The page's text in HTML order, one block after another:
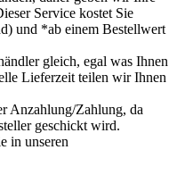
Service kostet Sie
und *ab einem Bestellwert
gleich, egal was Ihnen
Lieferzeit teilen wir Ihnen
Anzahlung/Zahlung, da
geschickt wird.
in unseren